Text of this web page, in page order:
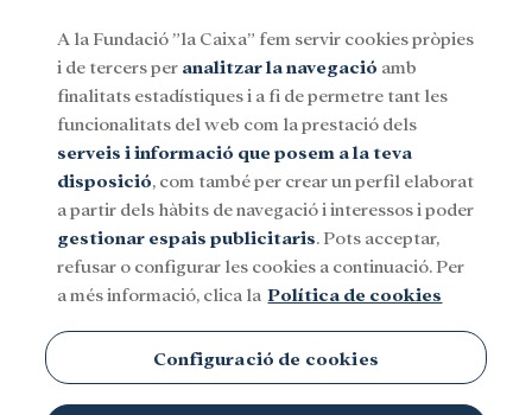
Menu
SocialInvestigació i bequesCultura
Malalties infeccioses
A la Fundació ”la Caixa” fem servir cookies pròpies
i de tercers per analitzar la navegació amb
finalitats estadístiques i a fi de permetre tant les
funcionalitats del web com la prestació dels
serveis i informació que posem a la teva
disposició, com també per crear un perfil elaborat
a partir dels hàbits de navegació i interessos i poder
gestionar espais publicitaris. Pots acceptar,
refusar o configurar les cookies a continuació. Per
a més informació, clica la Política de cookies
Configuració de cookies